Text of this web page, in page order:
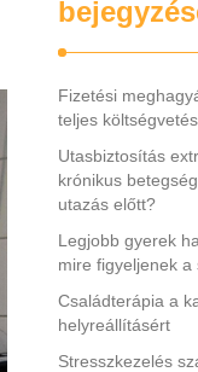
Fizetési
teljes
Utasbiztosítás
krónikus
utazás előtt?
Legjobb gyerek
mire figyeljenek
Családterápia a
helyreállításért
Stresszkezelés